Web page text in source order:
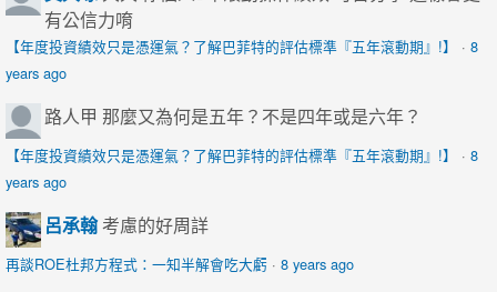
有公信力唷
【年度投資績效只是憑運氣？了解巴菲特的評估標準『五年滾動期』!】 · 8
years ago
路人甲 那麼又為何是五年？不是四年或是六年？
【年度投資績效只是憑運氣？了解巴菲特的評估標準『五年滾動期』!】 · 8
years ago
呂承翰考慮的好周詳
再談ROE杜邦方程式：一知半解會吃大虧 · 8 years ago